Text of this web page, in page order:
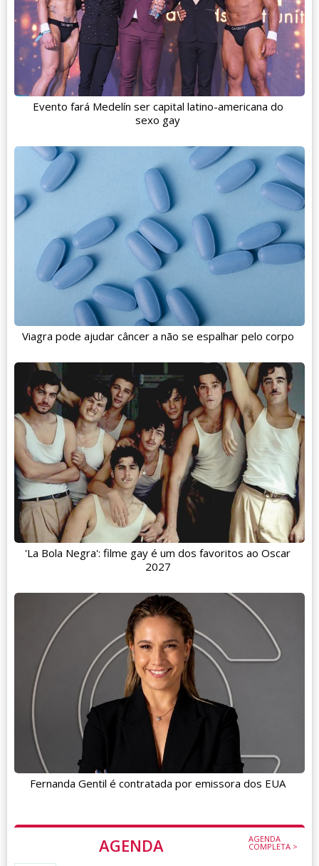
AGENDA AGENDA
COMPLETA >
Evento fará Medelín ser capital latino-americana do
sexo gay
Viagra pode ajudar câncer a não se espalhar pelo corpo
'La Bola Negra': filme gay é um dos favoritos ao Oscar
2027
Fernanda Gentil é contratada por emissora dos EUA